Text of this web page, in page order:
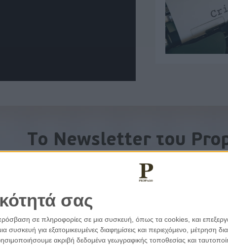
σας
σε πληροφορίες σε μια συσκευή, όπως τα cookies, και
για εξατομικευμένες διαφημίσεις και περιεχόμενο, μέτρηση
ακριβή δεδομένα γεωγραφικής τοποθεσίας και
To Newsletter του
Λάβετε την ανάλυση της ημέρας στο email